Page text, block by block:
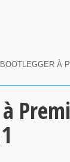
BOOTLEGGER À